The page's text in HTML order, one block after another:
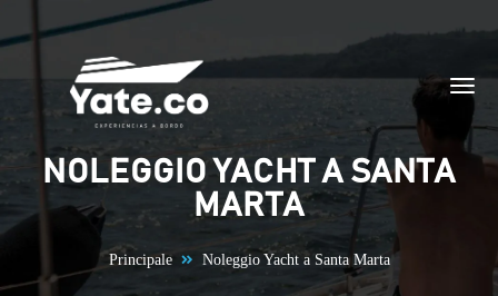
Vai al contenuto
NOLEGGIO YACHT A SANTA
MARTA
Principale Noleggio Yacht a Santa Marta